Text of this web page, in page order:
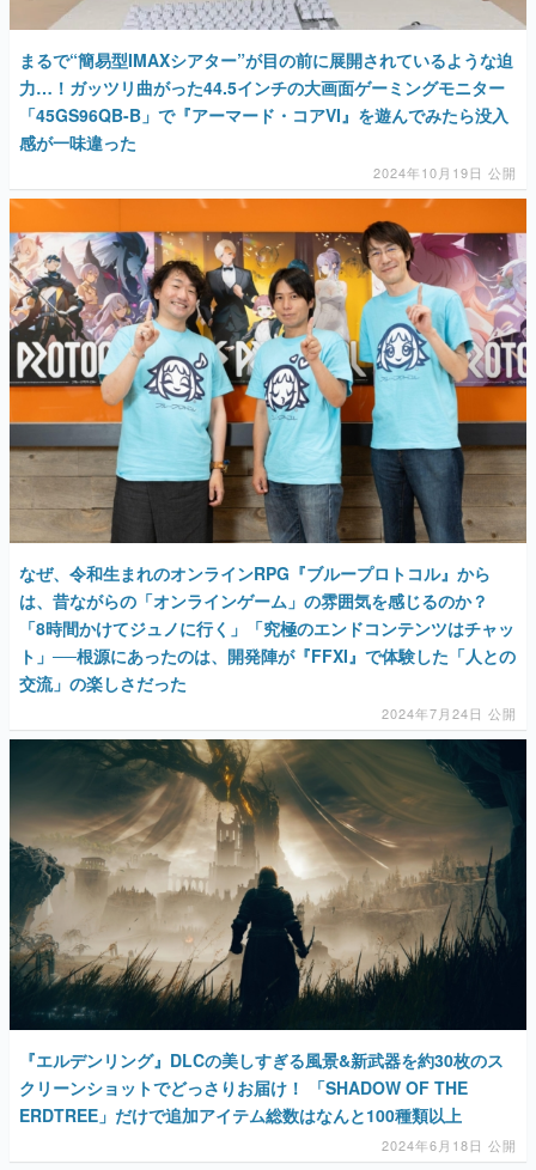
まるで“簡易型IMAXシアター”が目の前に展開されているような迫
力…！ガッツリ曲がった44.5インチの大画面ゲーミングモニター
「45GS96QB-B」で『アーマード・コアVI』を遊んでみたら没入
感が一味違った
2024年10月19日 公開
なぜ、令和生まれのオンラインRPG『ブループロトコル』から
は、昔ながらの「オンラインゲーム」の雰囲気を感じるのか？
「8時間かけてジュノに行く」「究極のエンドコンテンツはチャッ
ト」──根源にあったのは、開発陣が『FFXI』で体験した「人との
交流」の楽しさだった
2024年7月24日 公開
『エルデンリング』DLCの美しすぎる風景&新武器を約30枚のス
クリーンショットでどっさりお届け！ 「SHADOW OF THE
ERDTREE」だけで追加アイテム総数はなんと100種類以上
2024年6月18日 公開